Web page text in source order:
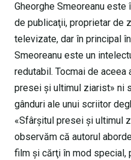
Gheorghe Smeoreanu
de publicaţii, proprietar de
televizate, dar în principal
Smeoreanu este un
redutabil. Tocmai de
presei şi ultimul ziarist» ni
gânduri ale unui scriitor
«Sfârşitul presei şi ultimul
observăm că autorul
film şi cărţi în mod special,